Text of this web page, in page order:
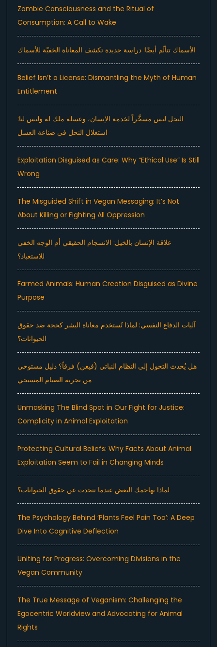
Zombie Consciousness and the Ritual of
Consumption: A Call to Wake
الأسماك تتألّم أيضًا: دراسة جديدة تكشف المعاناة الخفيّة للأسماك
Belief Isn’t a License: Dismantling the Myth of Human
Entitlement
النحل ليس مسخَّراً لخدمة الإنسان، وعسله ملك له وليس لنا:
استغلال النحل في صناعة العسل
Exploitation Disguised as Care: Why “Ethical Use” Is Still
Wrong
The Misguided Shift in Vegan Messaging: It’s Not
About Killing or Fighting All Oppression
علاقة الإنسان بالخيل: الانسجام الحقيقي أم الوجه الخفي
للاستعباد؟
Farmed Animals: Human Creation Disguised as Divine
Purpose
آليات الدفاع النفسي: لماذا تُستخدم معاناة البشر كحجة ضد حقوق
الحيوانات؟
هل يُحدث التحول إلى النظام النباتي (فيغن) فرقاً؟ دليل مستوحى
من تجربة الصيام المسيحي
Unmasking The Blind Spot in Our Fight for Justice:
Complicity in Animal Exploitation
Protecting Cultural Beliefs: Why Facts About Animal
Exploitation Seem to Fail in Changing Minds
لماذا يهاجمك البعض عندما تتحدث عن حقوق الحيوانات؟
The Psychology Behind ‘Plants Feel Pain Too’: A Deep
Dive Into Cognitive Deflection
Uniting for Progress: Overcoming Divisions in the
Vegan Community
The True Message of Veganism: Challenging the
Egocentric Worldview and Advocating for Animal
Rights